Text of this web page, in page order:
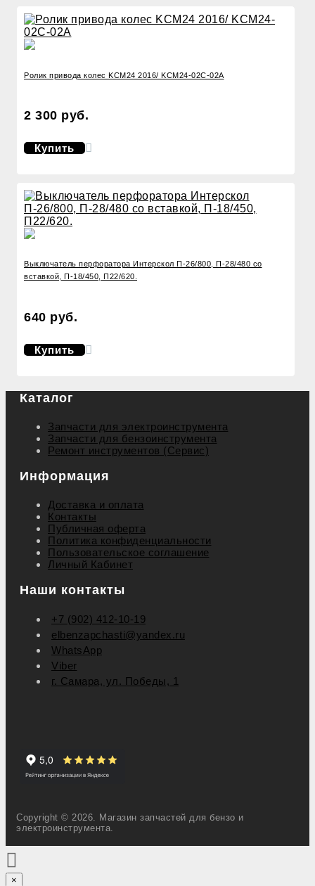
Ролик привода колес KCM24 2016/ KCM24-02C-02A
2 300 руб.
Купить
Выключатель перфоратора Интерскол П-26/800, П-28/480 со
вставкой, П-18/450, П22/620.
640 руб.
Купить
Каталог
Запчасти для электроинструмента
Запчасти для бензоинструмента
Ремонт инструментов (Сервис)
Информация
Доставка и оплата
Контакты
Публичная оферта
Политика конфиденциальности
Пользовательское соглашение
Личный Кабинет
Наши контакты
+7 (902) 412-10-19
elbenzapchasti@yandex.ru
WhatsApp
Viber
г. Самара, ул. Победы, 1
Copyright © 2026. Магазин запчастей для бензо и
электроинструмента.
×